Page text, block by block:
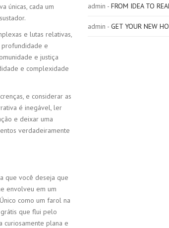
únicas, cada um
e lutas relativas,
e
e justiça
e complexidade
e considerar as
é inegável, ler
e deixar uma
verdadeiramente
que você deseja que
envolveu em um
como um farol na
que flui pelo
curiosamente plana e
admin - FROM IDEA TO
admin - GET YOUR NEW